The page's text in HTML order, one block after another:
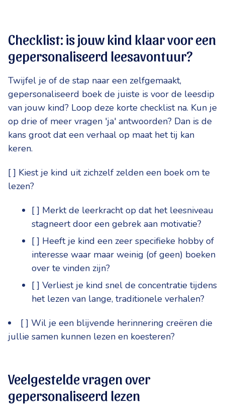
Checklist: is jouw kind klaar voor een
gepersonaliseerd leesavontuur?
Twijfel je of de stap naar een zelfgemaakt,
gepersonaliseerd boek de juiste is voor de leesdip
van jouw kind? Loop deze korte checklist na. Kun je
op drie of meer vragen 'ja' antwoorden? Dan is de
kans groot dat een verhaal op maat het tij kan
keren.
[ ] Kiest je kind uit zichzelf zelden een boek om te
lezen?
[ ] Merkt de leerkracht op dat het leesniveau
stagneert door een gebrek aan motivatie?
[ ] Heeft je kind een zeer specifieke hobby of
interesse waar maar weinig (of geen) boeken
over te vinden zijn?
[ ] Verliest je kind snel de concentratie tijdens
het lezen van lange, traditionele verhalen?
[ ] Wil je een blijvende herinnering creëren die
jullie samen kunnen lezen en koesteren?
Veelgestelde vragen over
gepersonaliseerd lezen